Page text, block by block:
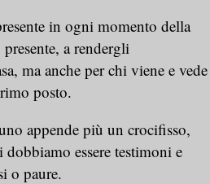
in ogni momento della
a rendergli
ma anche per chi viene e vede
posto.
appende più un crocifisso,
essere testimoni e
o paure.